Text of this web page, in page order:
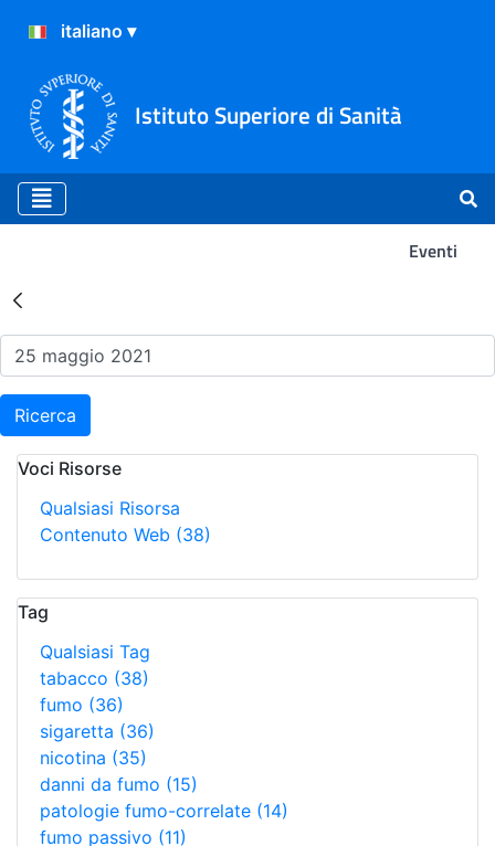
Istituto Superiore di Sanità
Eventi
Risultati della Ricerca -
Ricerca
Voci Risorse
Qualsiasi Risorsa
Contenuto Web (38)
Tag
Qualsiasi Tag
tabacco (38)
fumo (36)
sigaretta (36)
nicotina (35)
danni da fumo (15)
patologie fumo-correlate (14)
fumo passivo (11)